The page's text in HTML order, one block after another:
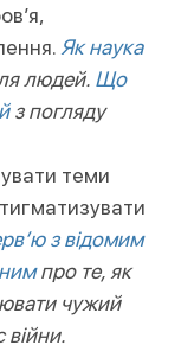
Як наука
людей. Що
з погляду
теми
з відомим
про те, як
чужий
війни.